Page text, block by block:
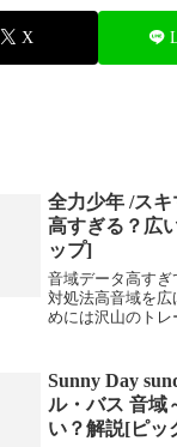
X
全力少年 /ス
高すぎる？広
ップ]
音域データ高す
対処法高音域を
めには沢山のト
向くよりも下を向
いです。マイクと
Sunny Day
ル・バス 音域
い？解説[ピッ